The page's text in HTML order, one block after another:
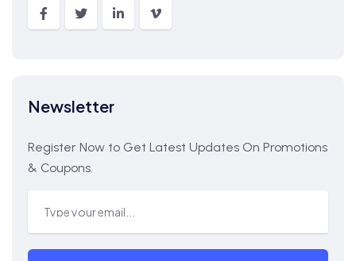
Newsletter
Register Now to Get Latest Updates On Promotions
& Coupons.